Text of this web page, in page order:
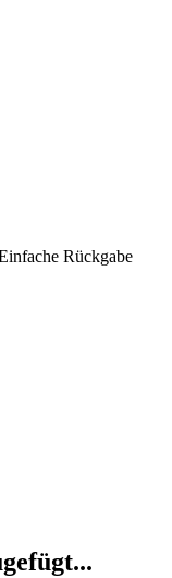
Rückgabe